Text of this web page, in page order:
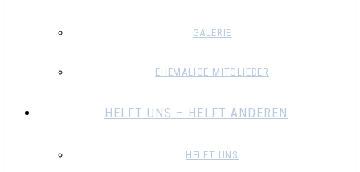
GALERIE
EHEMALIGE MITGLIEDER
HELFT UNS – HELFT ANDEREN
HELFT UNS